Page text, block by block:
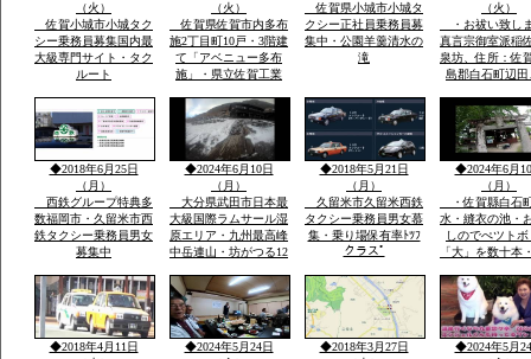
（火）
佐賀小城市小城タク
シー乗務員募集国内最
大級専門サイト・タク
ルート
（火）
佐賀県佐賀市内多布
施2丁目町10戸・3階建
て「アベニュー多布
施」・県立佐賀工業
布施橋バス停まで2
分・インターネツト無
料・「室内小型ペツト
飼育相談可 3000円
up」2・3階別階段
佐賀県小城市小城タ
クシー正社員乗務員募
集中・公園羊羹清水の
滝
（火）
・お祓い致し
真言宗御室派稲
泉坊、住所：佐
島郡白石町辺田
0954-65-2806 /
８０－２７１４
８４
◆2018年6月25日
（月）
西鉄グループ特典多
数福岡市・久留米市西
鉄タクシー乗務員男女
募集中
◆2024年6月10日
（月）
大分県武田市日本最
大級国際ラムサール湿
原エリア・九州最高峰
中岳連山・坊がつる12
院温泉山荘・山頂の
峰々は白い雪と樹氷に
なり春・夏とは別の山
と自然が表現され気持
ち良さです
◆2018年5月21日
（月）
久留米市久留米西鉄
タクシー乗務員男女慕
集・乗り場保有率ﾄﾂﾌ
クラスﾟ
◆2024年6月
（月）
・佐賀縣白石
水・縫衣の池・
しのでぺツト
「大」を数十本
う魔法の水だそ
す・白石平野の
玉ねぎ畑と近く
水堂さん・須古
稲佐神社妻山神
◆2018年4月11日
◆2024年5月24日
◆2018年3月27日
◆2024年5月